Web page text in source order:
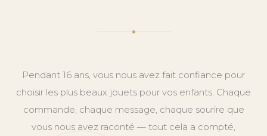
Pendant 16 ans, vous nous avez fait confiance pour
choisir les plus beaux jouets pour vos enfants. Chaque
commande, chaque message, chaque sourire que
vous nous avez raconté — tout cela a compté,